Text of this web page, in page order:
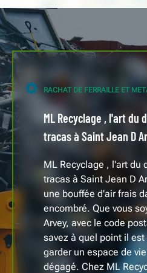
RACHAT DE FERRAILLE ET
ML Recyclage , l'art du
tracas à Saint Jean D
ML Recyclage , l'art du
tracas à Saint Jean D
une bouffée d'air frais
encombré. Que vous
Arvey, avec le code
savez à quel point il
garder un espace de
dégagé. Chez ML